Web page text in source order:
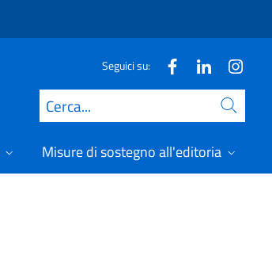
Seguici su:
Cerca
Misure di sostegno all'editoria